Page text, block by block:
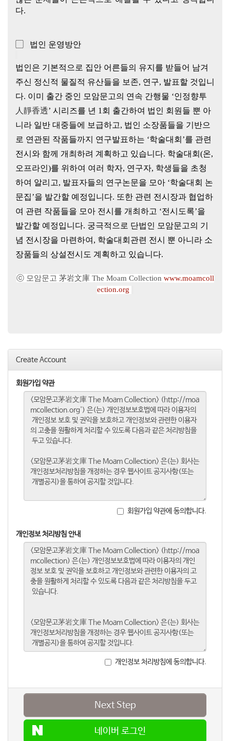
다.
▢ 법인 운영방안
법인은 기본적으로 집안 어른들의 유지를 받들어 남겨
주신 정신적 물질적 유산들을 보존, 연구, 발표할 것입니
다. 이미 출간 중인 모암문고의 연속 간행물 ‘인정향투
人靜香透’ 시리즈를 년 1회 출간하여 법인 회원들 뿐 아
니라 일반 대중들에 보급하고, 법인 소장품들을 기반으
로 연관된 작품들까지 연구발표하는 ‘학술대회’를 관련
전시와 함께 개최하려 계획하고 있습니다. 학술대회(온,
오프라인)를 위하여 여러 학자, 연구자, 학생들을 초청
하여 알리고, 발표자들의 연구논문을 모아 ‘학술대회 논
문집’을 발간할 예정입니다. 또한 관련 전시장과 협업하
여 관련 작품들을 모아 전시를 개최하고 ‘전시도록’을
발간할 예정입니다. 궁극적으로 단법인 모암문고의 기
념 전시장을 마련하여, 학술대회관련 전시 뿐 아니라 소
장품들의 상설전시도 계획하고 있습니다.
ⓒ 모암문고 茅岩文庫 The Moam Collection www.moamcoll
ection.org
Create Account
회원가입 약관
회원가입 약관에 동의합니다.
개인정보 처리방침 안내
개인정보 처리방침에 동의합니다.
Next Step
네이버 로그인